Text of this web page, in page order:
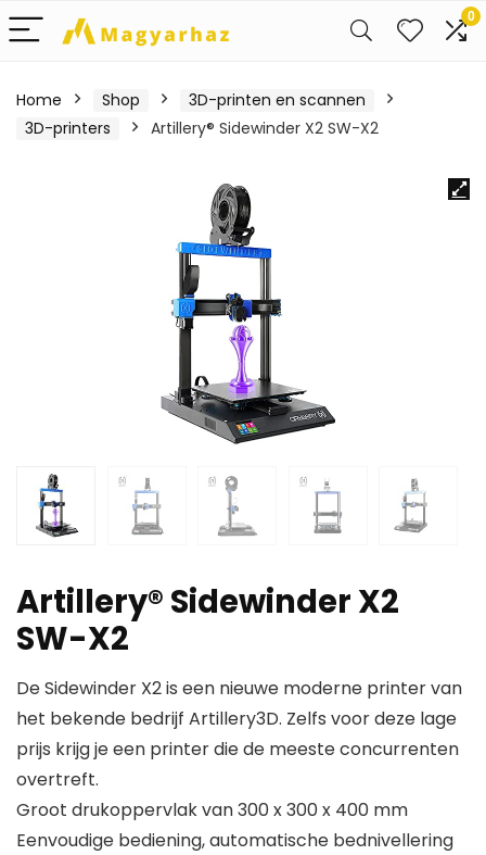
0
Home Shop
3D-printen en scannen
3D-printers
Artillery® Sidewinder X2 SW-X2
Artillery® Sidewinder X2
SW-X2
De Sidewinder X2 is een nieuwe moderne printer van
het bekende bedrijf Artillery3D. Zelfs voor deze lage
prijs krijg je een printer die de meeste concurrenten
overtreft.
Groot drukoppervlak van 300 x 300 x 400 mm
Eenvoudige bediening, automatische bednivellering